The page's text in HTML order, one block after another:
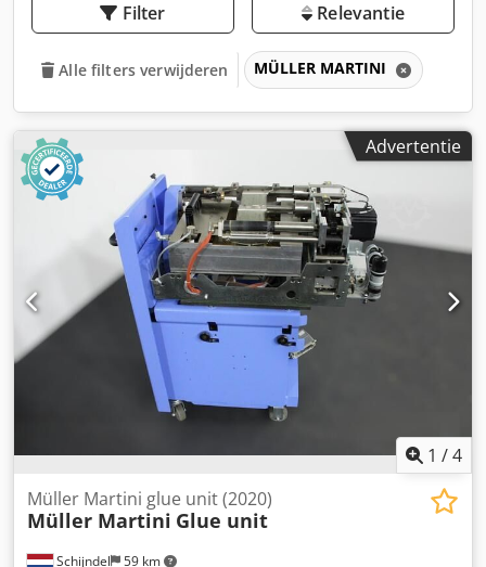
Filter Relevantie
Alle filters verwijderen MÜLLER MARTINI
Advertentie
1 /4
Schijndel 59 km
Müller Martini glue unit (2020)
Müller Martini Glue unit